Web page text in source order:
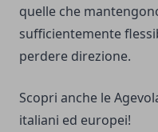
quelle che
sufficientemente
perdere direzione.
Scopri anche le
italiani ed europei!